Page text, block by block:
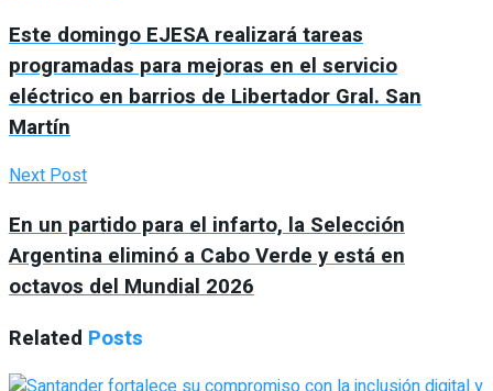
Este domingo EJESA realizará tareas
programadas para mejoras en el servicio
eléctrico en barrios de Libertador Gral. San
Martín
Next Post
En un partido para el infarto, la Selección
Argentina eliminó a Cabo Verde y está en
octavos del Mundial 2026
Related Posts